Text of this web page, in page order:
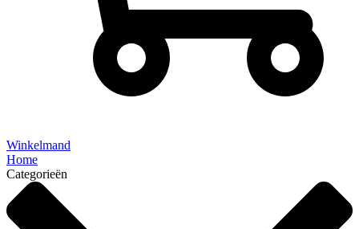
Winkelmand
Home
Categorieën